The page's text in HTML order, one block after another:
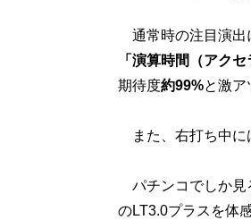
通常時の注目演出
「演算時間（アクセ
期待度約99%と激ア
また、右打ち中に
パチンコでしか見
のLT3.0プラスを体